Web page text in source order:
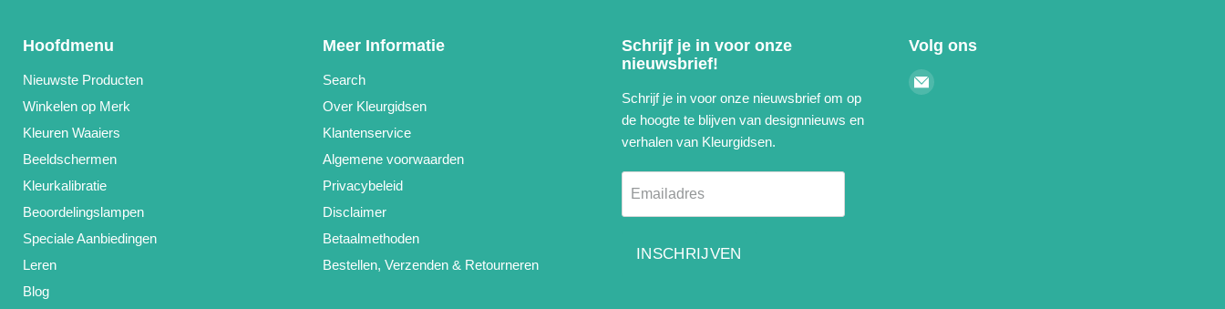
Hoofdmenu
Nieuwste Producten
Winkelen op Merk
Kleuren Waaiers
Beeldschermen
Kleurkalibratie
Beoordelingslampen
Speciale Aanbiedingen
Leren
Blog
Meer Informatie
Search
Over Kleurgidsen
Klantenservice
Algemene voorwaarden
Privacybeleid
Disclaimer
Betaalmethoden
Bestellen, Verzenden & Retourneren
Schrijf je in voor onze
nieuwsbrief!
Schrijf je in voor onze nieuwsbrief om op
de hoogte te blijven van designnieuws en
verhalen van Kleurgidsen.
Emailadres
INSCHRIJVEN
Volg ons
Email